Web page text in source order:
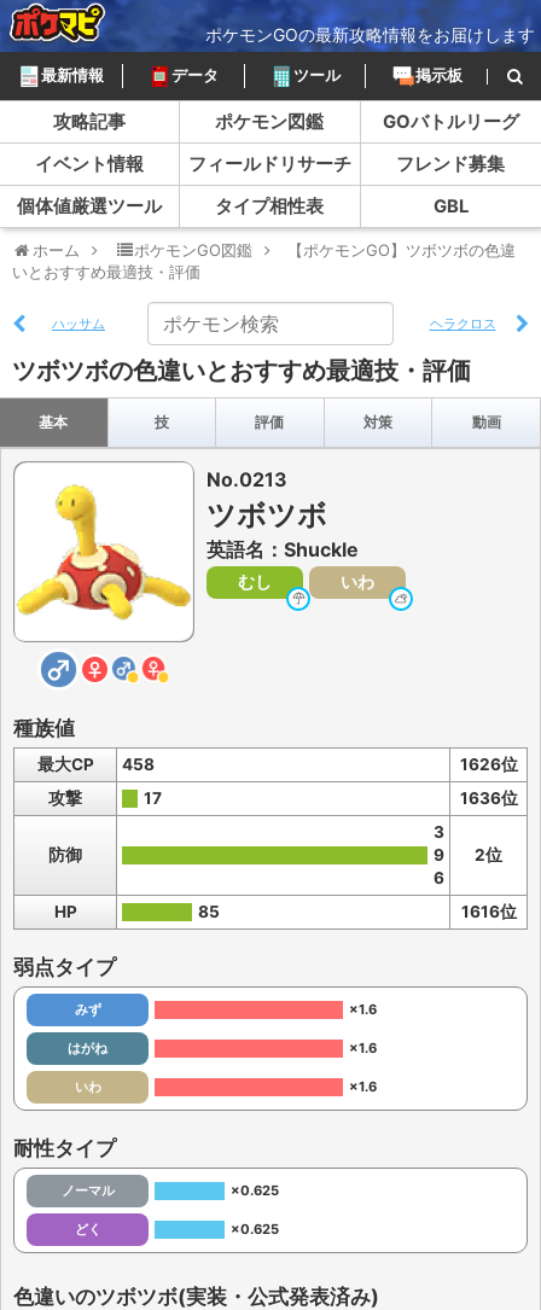
ポケモンGOの最新攻略情報をお届けします
最新情報 データ ツール 掲示板
攻略記事 ポケモン図鑑
GOバトルリーグ
イベント情報
フィールドリサーチ
フレンド募集
個体値厳選ツール
タイプ相性表 GBL
ホーム ポケモンGO図鑑
【ポケモンGO】ツボツボの色違
いとおすすめ最適技・評価
ハッサム ヘラクロス
ツボツボの色違いとおすすめ最適技・評価
基本 技 評価 対策 動画
No.0213
ツボツボ
英語名：Shuckle
むし いわ
種族値
最大CP 458
1626位
攻撃
17 1636位
防御
3
9
6
2位
HP 85 1616位
弱点タイプ
みず ×1.6
はがね ×1.6
いわ ×1.6
耐性タイプ
ノーマル ×0.625
どく ×0.625
色違いのツボツボ(実装・公式発表済み)